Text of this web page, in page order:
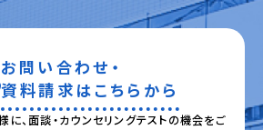
お問い合わせ・
資料請求はこちらから
、面談・カウンセリングテストの機会をご